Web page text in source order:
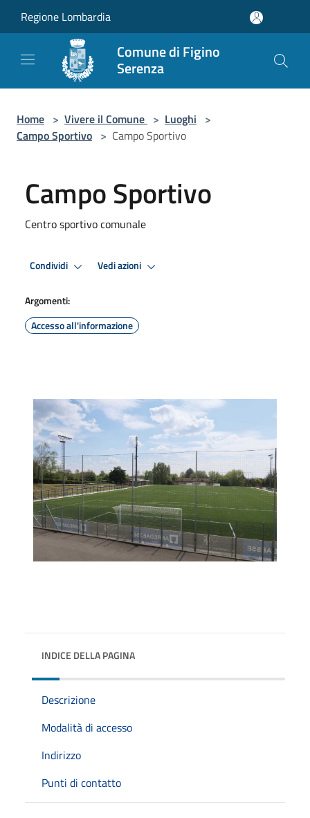
Regione Lombardia
Comune di Figino
Serenza
Home > Vivere il Comune > Luoghi >
Campo Sportivo > Campo Sportivo
Campo Sportivo
Centro sportivo comunale
Condividi Vedi azioni
Argomenti:
Accesso all'informazione
INDICE DELLA PAGINA
Descrizione
Modalità di accesso
Indirizzo
Punti di contatto